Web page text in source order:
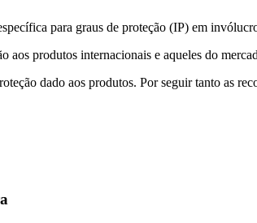
para graus de proteção (IP) em
aos produtos internacionais e aqueles do
dado aos produtos. Por seguir tanto as